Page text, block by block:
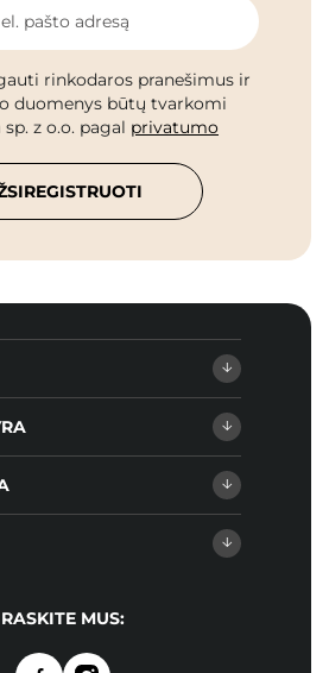
pašto adresą
rinkodaros pranešimus ir
duomenys būtų tvarkomi
z o.o. pagal privatumo
RASKITE MUS: